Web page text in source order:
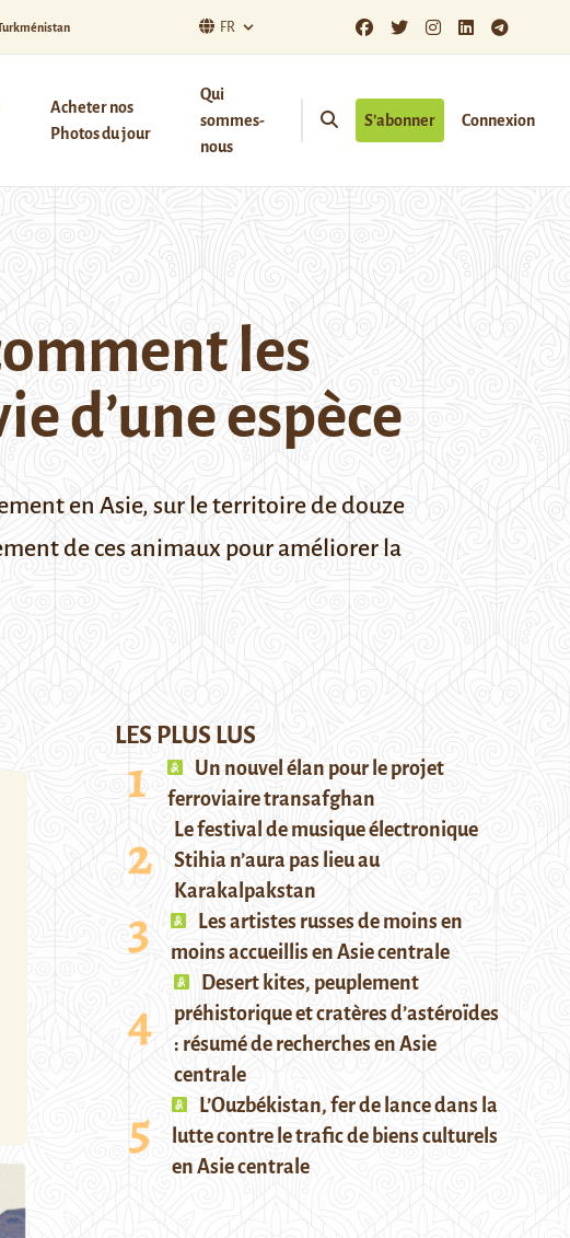
FR
Acheter nos
Photos du jour
Qui
sommes-
nous
S’abonner Connexion
les
d’une espèce
en Asie, sur le territoire de douze
de ces animaux pour améliorer la
LES PLUS LUS
Un nouvel élan pour le projet
ferroviaire transafghan
Le festival de musique électronique
Stihia n’aura pas lieu au
Karakalpakstan
Les artistes russes de moins en
moins accueillis en Asie centrale
Desert kites, peuplement
préhistorique et cratères d’astéroïdes
: résumé de recherches en Asie
centrale
L’Ouzbékistan, fer de lance dans la
lutte contre le trafic de biens culturels
en Asie centrale